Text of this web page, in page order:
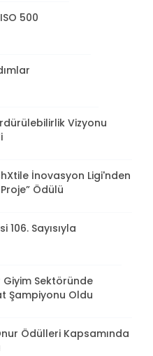
500
Vizyonu
İnovasyon Ligi'nden
Ödülü
106. Sayısıyla
Giyim Sektöründe
Şampiyonu Oldu
Ödülleri Kapsamında